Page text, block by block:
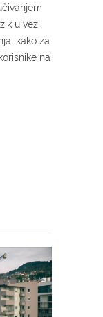
u vezi
kako za
na